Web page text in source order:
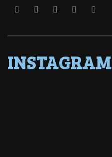
INSTAGRAM